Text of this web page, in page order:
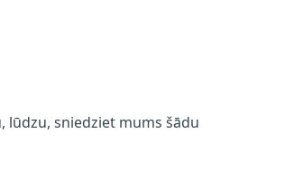
sniedziet mums šādu